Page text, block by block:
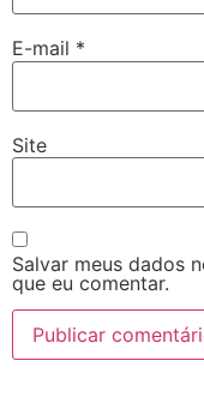
E-mail *
Site
Salvar meus dados
que eu comentar.